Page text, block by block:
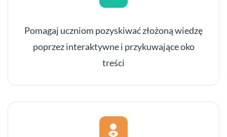
Pomagaj uczniom pozyskiwać złożoną wiedzę
poprzez interaktywne i przykuwające oko
treści